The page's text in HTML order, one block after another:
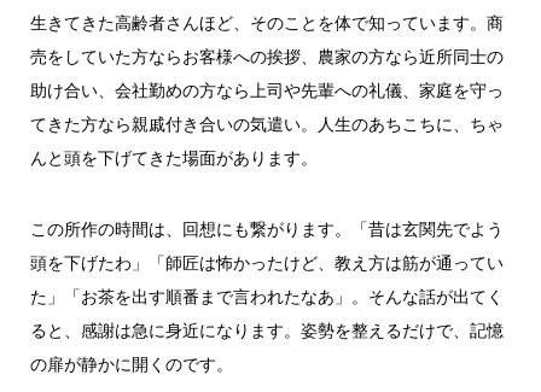
生きてきた高齢者さんほど、そのことを体で知っています。商
売をしていた方ならお客様への挨拶、農家の方なら近所同士の
助け合い、会社勤めの方なら上司や先輩への礼儀、家庭を守っ
てきた方なら親戚付き合いの気遣い。人生のあちこちに、ちゃ
んと頭を下げてきた場面があります。
この所作の時間は、回想にも繋がります。「昔は玄関先でよう
頭を下げたわ」「師匠は怖かったけど、教え方は筋が通ってい
た」「お茶を出す順番まで言われたなあ」。そんな話が出てく
ると、感謝は急に身近になります。姿勢を整えるだけで、記憶
の扉が静かに開くのです。